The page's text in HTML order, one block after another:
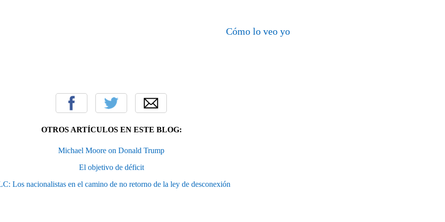
Cómo lo veo yo
OTROS ARTÍCULOS EN ESTE BLOG:
Michael Moore on Donald Trump
El objetivo de déficit
Los nacionalistas en el camino de no retorno de la ley de desconexión